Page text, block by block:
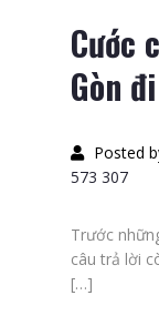
Cước
Gòn
Posted
573 307
Trước
câu trả lời
[…]